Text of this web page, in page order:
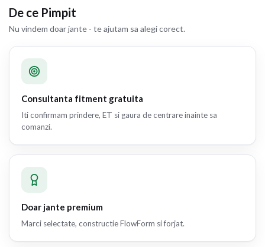
De ce Pimpit
Nu vindem doar jante - te ajutam sa alegi corect.
Consultanta fitment gratuita
Iti confirmam prindere, ET si gaura de centrare inainte sa
comanzi.
Doar jante premium
Marci selectate, constructie FlowForm si forjat.